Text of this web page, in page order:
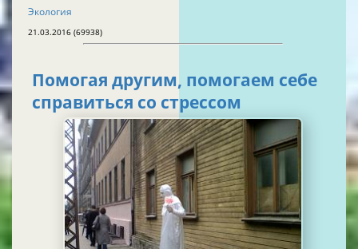
Экология
21.03.2016 (69938)
Помогая другим, помогаем себе
справиться со стрессом